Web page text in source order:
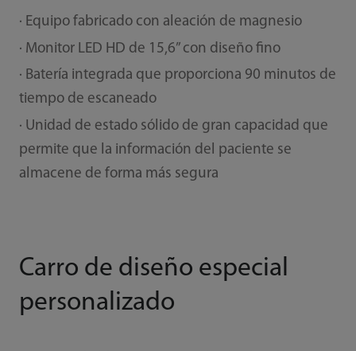
· Equipo fabricado con aleación de magnesio
· Monitor LED HD de 15,6” con diseño fino
· Batería integrada que proporciona 90 minutos de
tiempo de escaneado
· Unidad de estado sólido de gran capacidad que
permite que la información del paciente se
almacene de forma más segura
Carro de diseño especial
personalizado